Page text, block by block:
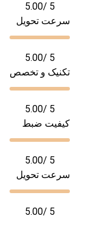
5.00/ 5
سرعت تحویل
5.00/ 5
تکنیک و تخصص
5.00/ 5
کیفیت ضبط
5.00/ 5
سرعت تحویل
5.00/ 5